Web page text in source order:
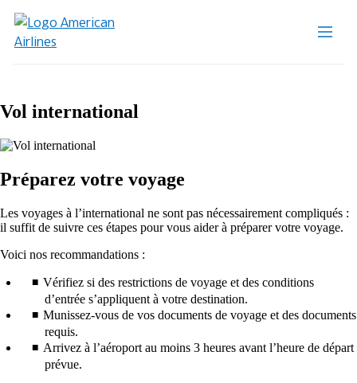
Vol international
Préparez votre voyage
Les voyages à l’international ne sont pas nécessairement compliqués :
il suffit de suivre ces étapes pour vous aider à préparer votre voyage.
Voici nos recommandations :
Vérifiez si des restrictions de voyage et des conditions
d’entrée s’appliquent à votre destination.
Munissez-vous de vos documents de voyage et des documents
requis.
Arrivez à l’aéroport au moins 3 heures avant l’heure de départ
prévue.